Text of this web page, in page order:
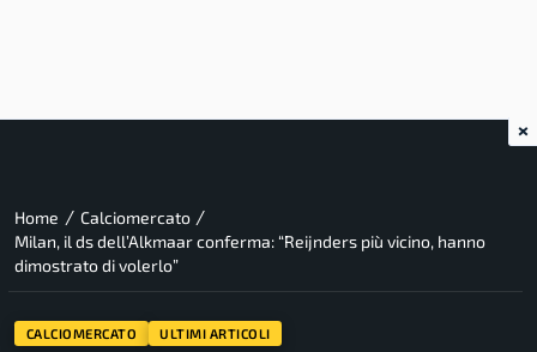
Home / Calciomercato /
Milan, il ds dell’Alkmaar conferma: “Reijnders più vicino, hanno
dimostrato di volerlo”
CALCIOMERCATO ULTIMI ARTICOLI
×